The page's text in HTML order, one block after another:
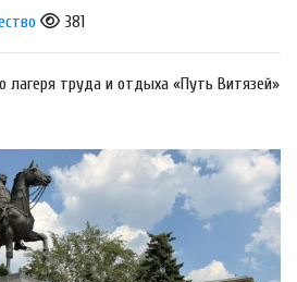
381
лагеря труда и отдыха «Путь Витязей»